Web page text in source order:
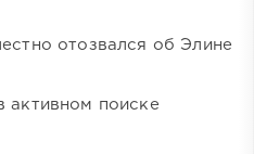
отозвался об Элине
активном поиске